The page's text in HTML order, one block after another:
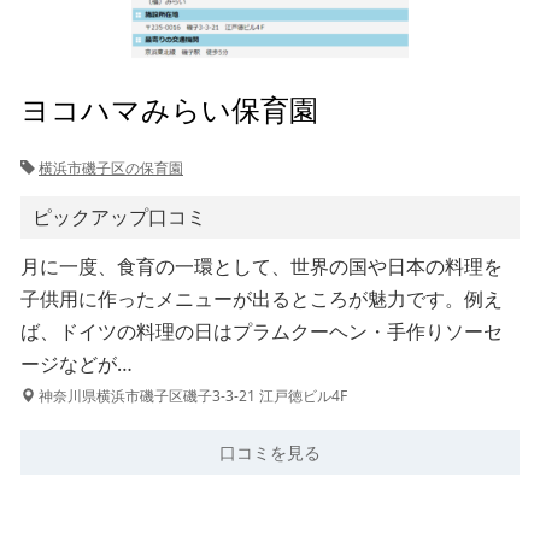
ヨコハマみらい保育園
横浜市磯子区の保育園
ピックアップ口コミ
月に一度、食育の一環として、世界の国や日本の料理を
子供用に作ったメニューが出るところが魅力です。例え
ば、ドイツの料理の日はプラムクーヘン・手作りソーセ
ージなどが…
神奈川県横浜市磯子区磯子3-3-21 江戸徳ビル4F
口コミを見る